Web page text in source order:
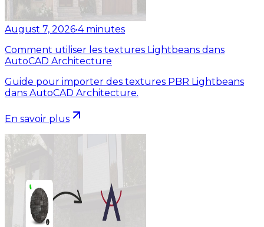
August 7, 2026•4 minutes
Comment utiliser les textures Lightbeans dans
AutoCAD Architecture
Guide pour importer des textures PBR Lightbeans
dans AutoCAD Architecture.
En savoir plus